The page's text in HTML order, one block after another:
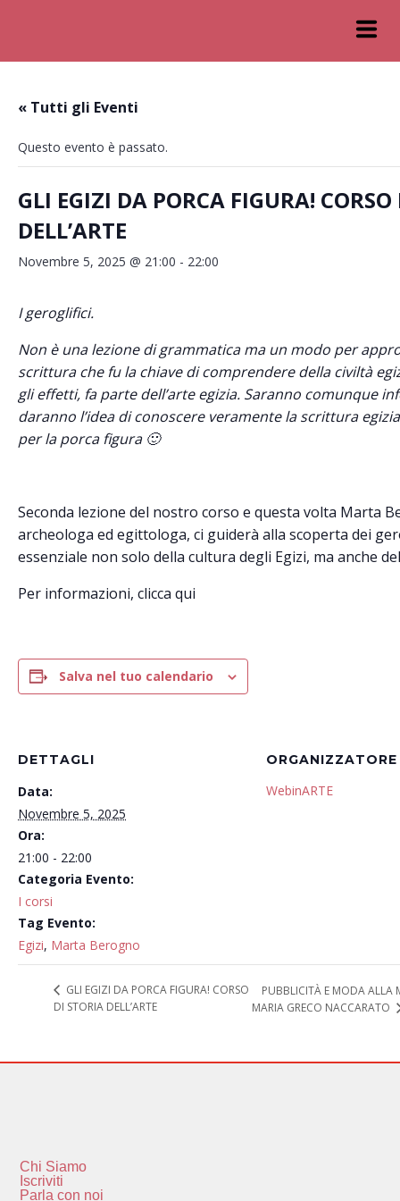
« Tutti gli Eventi
Questo evento è passato.
GLI EGIZI DA PORCA FIGURA!
DELL’ARTE
Novembre 5, 2025 @ 21:00 - 22:00
I geroglifici.
Non è una lezione di grammatica ma un modo per
scrittura che fu la chiave di comprendere della civiltà
gli effetti, fa parte dell’arte egizia. Saranno comunque
daranno l’idea di conoscere veramente la scrittura
per la porca figura 🙂
Seconda lezione del nostro corso e questa volta Marta
archeologa ed egittologa, ci guiderà alla scoperta dei
essenziale non solo della cultura degli Egizi, ma anche
Per informazioni, clicca qui
Salva nel tuo calendario
DETTAGLI
Data:
Novembre 5, 2025
Ora:
21:00 - 22:00
Categoria Evento:
I corsi
Tag Evento:
Egizi, Marta Berogno
ORGANIZZATORE
WebinARTE
GLI EGIZI DA PORCA FIGURA! CORSO
DI STORIA DELL’ARTE
PUBBLICITÀ E MODA ALLA
MARIA GRECO NACCARATO
Chi Siamo
Iscriviti
Parla con noi